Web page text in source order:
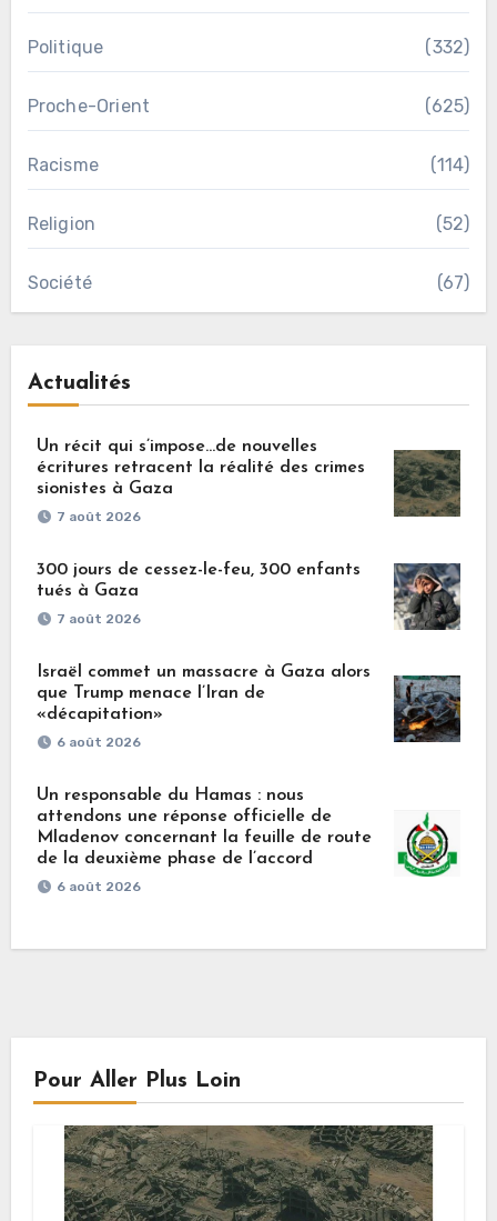
Politique (332)
Proche-Orient (625)
Racisme (114)
Religion (52)
Société (67)
Actualités
Un récit qui s’impose…de nouvelles
écritures retracent la réalité des crimes
sionistes à Gaza
7 août 2026
300 jours de cessez-le-feu, 300 enfants
tués à Gaza
7 août 2026
Israël commet un massacre à Gaza alors
que Trump menace l’Iran de
«décapitation»
6 août 2026
Un responsable du Hamas : nous
attendons une réponse officielle de
Mladenov concernant la feuille de route
de la deuxième phase de l’accord
6 août 2026
Pour Aller Plus Loin